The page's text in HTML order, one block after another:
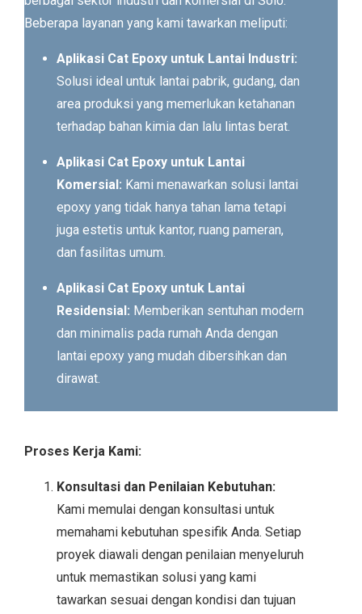
Beberapa layanan yang kami tawarkan meliputi:
Aplikasi Cat Epoxy untuk Lantai Industri:
Solusi ideal untuk lantai pabrik, gudang, dan
area produksi yang memerlukan ketahanan
terhadap bahan kimia dan lalu lintas berat.
Aplikasi Cat Epoxy untuk Lantai
Komersial: Kami menawarkan solusi lantai
epoxy yang tidak hanya tahan lama tetapi
juga estetis untuk kantor, ruang pameran,
dan fasilitas umum.
Aplikasi Cat Epoxy untuk Lantai
Residensial: Memberikan sentuhan modern
dan minimalis pada rumah Anda dengan
lantai epoxy yang mudah dibersihkan dan
dirawat.
Proses Kerja Kami:
Konsultasi dan Penilaian Kebutuhan:
Kami memulai dengan konsultasi untuk
memahami kebutuhan spesifik Anda. Setiap
proyek diawali dengan penilaian menyeluruh
untuk memastikan solusi yang kami
tawarkan sesuai dengan kondisi dan tujuan